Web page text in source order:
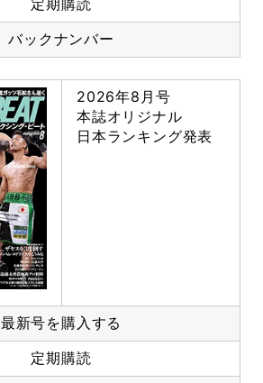
定期購読
バックナンバー
2026年8月号
本誌オリジナル
日本ランキング発表
最新号を購入する
定期購読